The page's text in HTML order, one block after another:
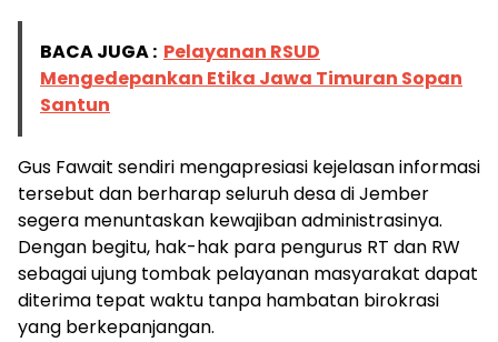
BACA JUGA : Pelayanan RSUD
Mengedepankan Etika Jawa Timuran Sopan
Santun
Gus Fawait sendiri mengapresiasi kejelasan informasi
tersebut dan berharap seluruh desa di Jember
segera menuntaskan kewajiban administrasinya.
Dengan begitu, hak-hak para pengurus RT dan RW
sebagai ujung tombak pelayanan masyarakat dapat
diterima tepat waktu tanpa hambatan birokrasi
yang berkepanjangan.